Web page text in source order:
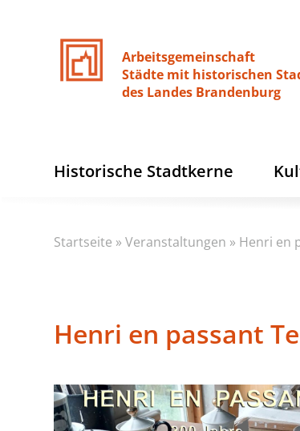
Arbeitsgemeinschaft
Städte mit historischen
des Landes Brandenburg
Historische Stadtkerne
Startseite »Veranstaltungen » Henri en
Henri en passant